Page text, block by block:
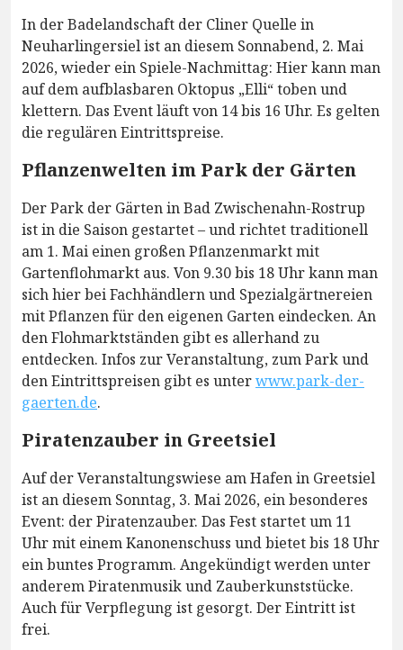
In der Badelandschaft der Cliner Quelle in
Neuharlingersiel ist an diesem Sonnabend, 2. Mai
2026, wieder ein Spiele-Nachmittag: Hier kann man
auf dem aufblasbaren Oktopus „Elli“ toben und
klettern. Das Event läuft von 14 bis 16 Uhr. Es gelten
die regulären Eintrittspreise.
Pflanzenwelten im Park der Gärten
Der Park der Gärten in Bad Zwischenahn-Rostrup
ist in die Saison gestartet – und richtet traditionell
am 1. Mai einen großen Pflanzenmarkt mit
Gartenflohmarkt aus. Von 9.30 bis 18 Uhr kann man
sich hier bei Fachhändlern und Spezialgärtnereien
mit Pflanzen für den eigenen Garten eindecken. An
den Flohmarktständen gibt es allerhand zu
entdecken. Infos zur Veranstaltung, zum Park und
den Eintrittspreisen gibt es unterwww.park-der-
gaerten.de.
Piratenzauber in Greetsiel
Auf der Veranstaltungswiese am Hafen in Greetsiel
ist an diesem Sonntag, 3. Mai 2026, ein besonderes
Event: der Piratenzauber. Das Fest startet um 11
Uhr mit einem Kanonenschuss und bietet bis 18 Uhr
ein buntes Programm. Angekündigt werden unter
anderem Piratenmusik und Zauberkunststücke.
Auch für Verpflegung ist gesorgt. Der Eintritt ist
frei.